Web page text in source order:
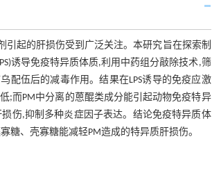
引起的肝损伤受到广泛关注。本研究旨在探索制
诱导免疫特异质体质,利用中药组分敲除技术,筛
配伍后的减毒作用。结果在LPS诱导的免疫应激
;而PM中分离的蒽醌类成分能引起动物免疫特异
伤,抑制多种炎症因子表达。结论免疫特异质体
、壳寡糖能减轻PM造成的特异质肝损伤。